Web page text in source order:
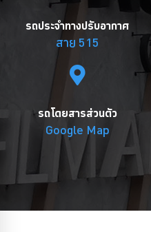
รถประจำทางปรับอากาศ
สาย 515
รถโดยสารส่วนตัว
Google Map